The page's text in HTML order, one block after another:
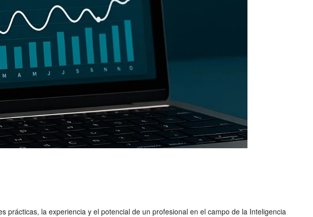
la experiencia y el potencial de un profesional en el campo de la Inteligencia